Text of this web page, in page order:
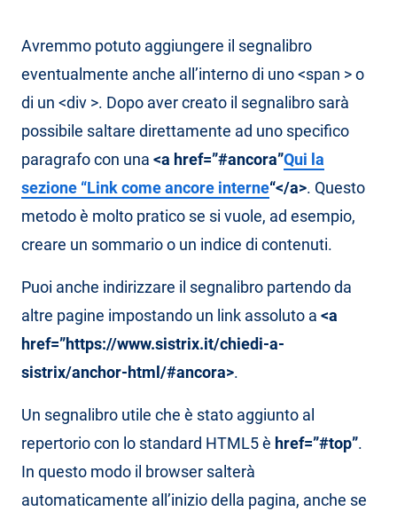
Avremmo potuto aggiungere il segnalibro
eventualmente anche all’interno di uno <span > o
di un <div >. Dopo aver creato il segnalibro sarà
possibile saltare direttamente ad uno specifico
paragrafo con una <a href=”#ancora”Qui la
sezione “Link come ancore interne“</a>. Questo
metodo è molto pratico se si vuole, ad esempio,
creare un sommario o un indice di contenuti.
Puoi anche indirizzare il segnalibro partendo da
altre pagine impostando un link assoluto a <a
href=”https://www.sistrix.it/chiedi-a-
sistrix/anchor-html/#ancora>.
Un segnalibro utile che è stato aggiunto al
repertorio con lo standard HTML5 è href=”#top”.
In questo modo il browser salterà
automaticamente all’inizio della pagina, anche se